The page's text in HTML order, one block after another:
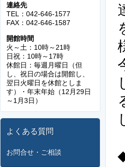
連絡先
TEL：042-646-1577
FAX：042-646-1587
開館時間
火～土：10時～21時
日祝：10時～17時
休館日：毎週月曜日（但
し、祝日の場合は開館し、
翌日火曜日を休館としま
す）・年末年始（12月29日
～1月3日）
よくある質問
お問合せ・ご相談